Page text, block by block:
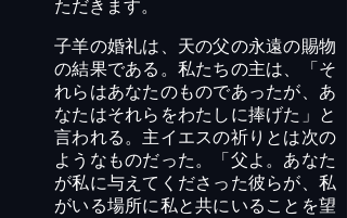
ただきます。
子羊の婚礼は、天の父の永遠の賜物
の結果である。私たちの主は、「そ
れらはあなたのものであったが、あ
なたはそれらをわたしに捧げた」と
言われる。主イエスの祈りとは次の
ようなものだった。「父よ。あなた
が私に与えてくださった彼らが、私
がいる場所に私と共にいることを望